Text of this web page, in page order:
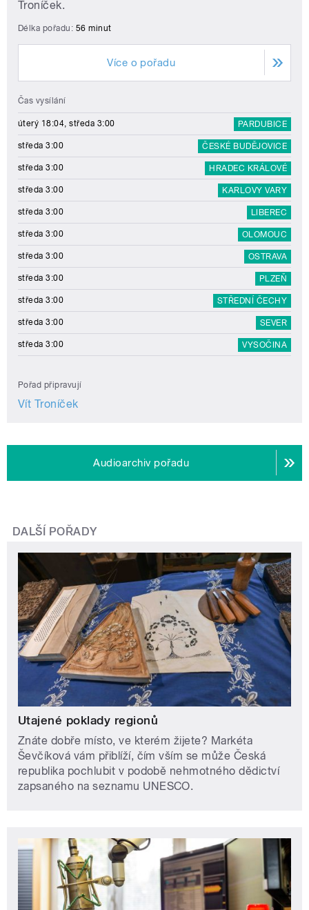
Troníček.
Délka pořadu: 56 minut
Více o pořadu
Čas vysílání
úterý 18:04, středa 3:00 PARDUBICE
středa 3:00 ČESKÉ BUDĚJOVICE
středa 3:00 HRADEC KRÁLOVÉ
středa 3:00 KARLOVY VARY
středa 3:00 LIBEREC
středa 3:00 OLOMOUC
středa 3:00 OSTRAVA
středa 3:00 PLZEŇ
středa 3:00 STŘEDNÍ ČECHY
středa 3:00 SEVER
středa 3:00 VYSOČINA
Pořad připravují
Vít Troníček
Audioarchiv pořadu
DALŠÍ POŘADY
Utajené poklady regionů
Znáte dobře místo, ve kterém žijete? Markéta
Ševčíková vám přiblíží, čím vším se může Česká
republika pochlubit v podobě nehmotného dědictví
zapsaného na seznamu UNESCO.